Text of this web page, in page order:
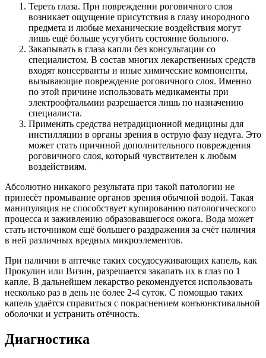
Тереть глаза. При повреждении роговичного слоя
возникает ощущение присутствия в глазу инородного
предмета и любые механические воздействия могут
лишь ещё больше усугубить состояние больного.
Закапывать в глаза капли без консультации со
специалистом. В состав многих лекарственных средств
входят консерванты и иные химические компоненты,
вызывающие повреждение роговичного слоя. Именно
по этой причине использовать медикаменты при
электроофтальмии разрешается лишь по назначению
специалиста.
Применять средства нетрадиционной медицины для
инстилляции в органы зрения в острую фазу недуга. Это
может стать причиной дополнительного повреждения
роговичного слоя, который чувствителен к любым
воздействиям.
Абсолютно никакого результата при такой патологии не
принесёт промывание органов зрения обычной водой. Такая
манипуляция не способствует купированию патологического
процесса и заживлению образовавшегося ожога. Вода может
стать источником ещё большего раздражения за счёт наличия
в ней различных вредных микроэлементов.
При наличии в аптечке таких сосудосуживающих капель, как
Прокулин или Визин, разрешается закапать их в глаз по 1
капле. В дальнейшем лекарство рекомендуется использовать
несколько раз в день не более 2-4 суток. С помощью таких
капель удаётся справиться с покраснением конъюнктивальной
оболочки и устранить отёчность.
Диагностика